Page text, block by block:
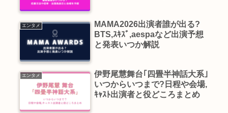
エンタメ
MAMA2026出演者誰が出る?
BTS,ｽｷｽﾞ,aespaなど出演予想
と発表いつか解説
エンタメ
伊野尾慧舞台｢四畳半神話大系｣
いつからいつまで?日程や会場,
ｷｬｽﾄ出演者と役どころまとめ